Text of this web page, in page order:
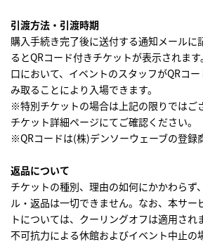
引渡方法・引渡時期
購入手続き完了後に送付する通知メールに
るとQRコード付きチケットが表示されま
口において、イベントのスタッフがQRコ
み取ることにより入場できます。
※特別チケットの場合は上記の限りではご
チケット詳細ページにてご確認ください。
※QRコードは(株)デンソーウェーブの登録
返品について
チケットの種別、理由の如何にかかわらず
ル・返品は一切できません。なお、本サー
トについては、クーリングオフは適用され
不可抗力による休館およびイベント中止の